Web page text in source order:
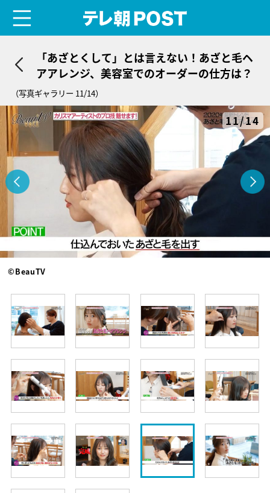
「あざとくして」とは言えない！あざと毛ヘ
アアレンジ、美容室でのオーダーの仕方は？
（写真ギャラリー 11/14）
11/14
©BeauTV